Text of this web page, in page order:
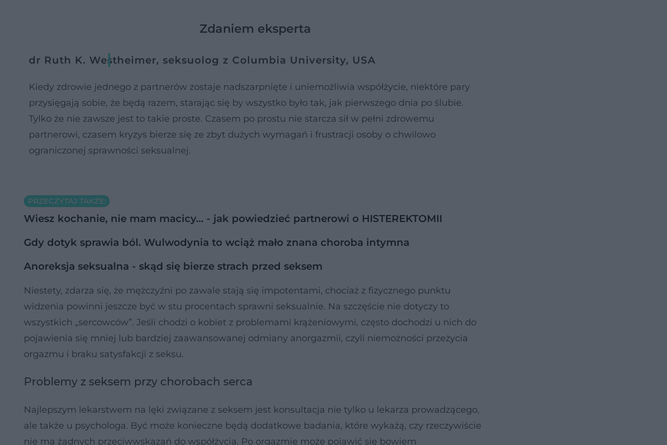
Zdaniem eksperta
dr Ruth K. Westheimer, seksuolog z Columbia University, USA
Kiedy zdrowie jednego z partnerów zostaje nadszarpnięte i uniemożliwia współżycie, niektóre pary
przysięgają sobie, że będą razem, starając się by wszystko było tak, jak pierwszego dnia po ślubie.
Tylko że nie zawsze jest to takie proste. Czasem po prostu nie starcza sił w pełni zdrowemu
partnerowi, czasem kryzys bierze się ze zbyt dużych wymagań i frustracji osoby o chwilowo
ograniczonej sprawności seksualnej.
PRZECZYTAJ TAKŻE:
Wiesz kochanie, nie mam macicy... - jak powiedzieć partnerowi o HISTEREKTOMII
Gdy dotyk sprawia ból. Wulwodynia to wciąż mało znana choroba intymna
Anoreksja seksualna - skąd się bierze strach przed seksem
Niestety, zdarza się, że mężczyźni po zawale stają się impotentami, chociaż z fizycznego punktu
widzenia powinni jeszcze być w stu procentach sprawni seksualnie. Na szczęście nie dotyczy to
wszystkich „sercowców”. Jeśli chodzi o kobiet z problemami krążeniowymi, często dochodzi u nich do
pojawienia się mniej lub bardziej zaawansowanej odmiany anorgazmii, czyli niemożności przeżycia
orgazmu i braku satysfakcji z seksu.
Problemy z seksem przy chorobach serca
Najlepszym lekarstwem na lęki związane z seksem jest konsultacja nie tylko u lekarza prowadzącego,
ale także u psychologa. Być może konieczne będą dodatkowe badania, które wykażą, czy rzeczywiście
nie ma żadnych przeciwwskazań do współżycia. Po orgazmie może pojawić się bowiem